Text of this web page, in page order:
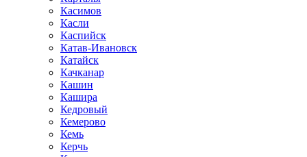
Касимов
Касли
Каспийск
Катав-Ивановск
Катайск
Качканар
Кашин
Кашира
Кедровый
Кемерово
Кемь
Керчь